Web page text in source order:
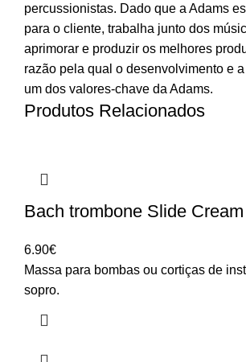
percussionistas. Dado que a Adams
para o cliente, trabalha junto dos
aprimorar e produzir os melhores
razão pela qual o desenvolvimento e
um dos valores-chave da Adams.
Produtos Relacionados
Bach trombone Slide Cream
6.90€
Massa para bombas ou cortiças de
sopro.